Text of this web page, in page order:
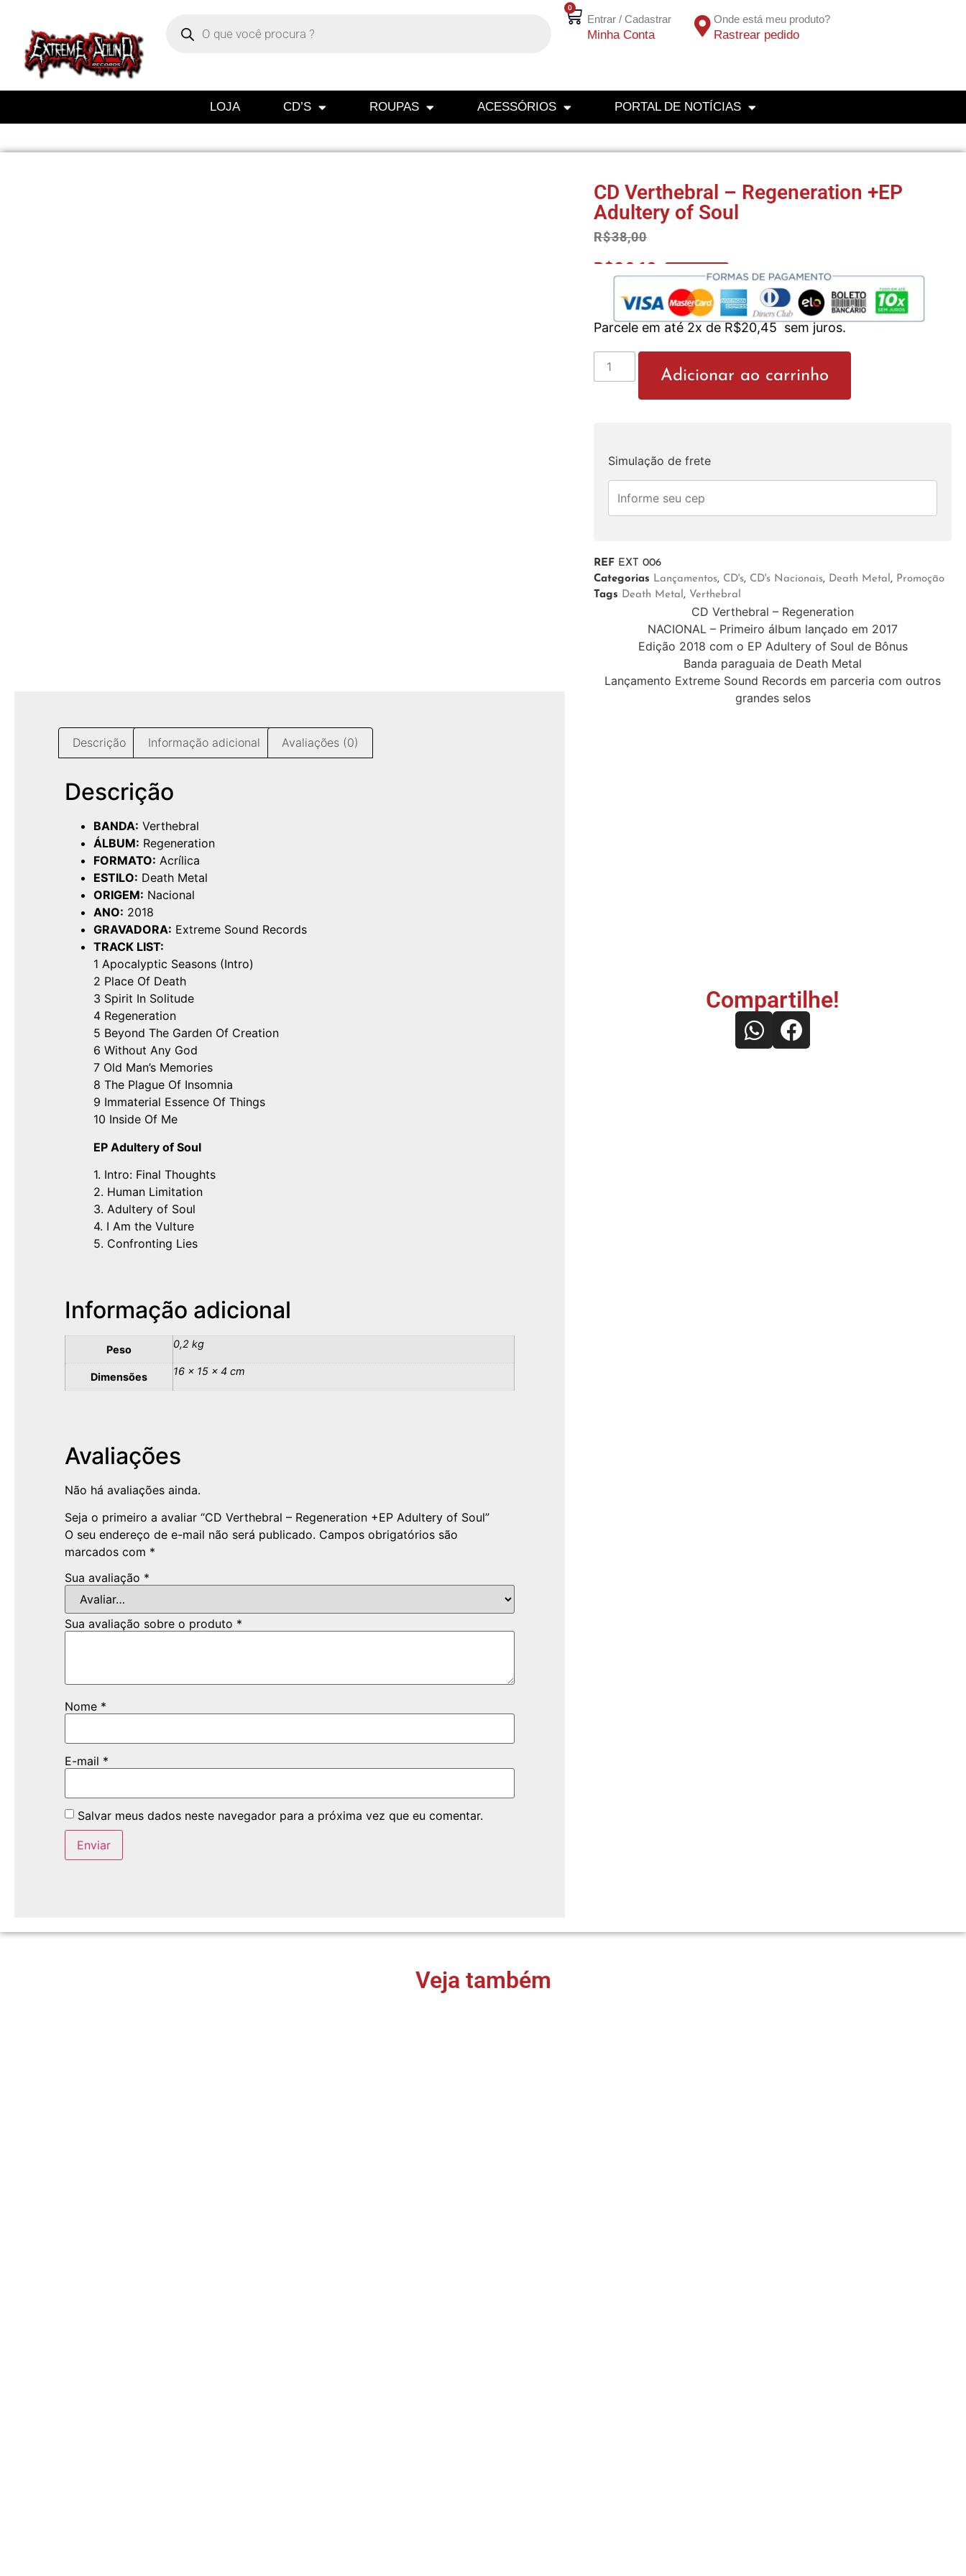
0
Entrar / Cadastrar
Minha Conta
Onde está meu produto?
Rastrear pedido
LOJA CD’S ROUPAS ACESSÓRIOS PORTAL DE NOTÍCIAS
Descrição Informação adicional Avaliações (0)
Descrição
BANDA: Verthebral
ÁLBUM: Regeneration
FORMATO: Acrílica
ESTILO: Death Metal
ORIGEM: Nacional
ANO: 2018
GRAVADORA: Extreme Sound Records
TRACK LIST:
1 Apocalyptic Seasons (Intro)
2 Place Of Death
3 Spirit In Solitude
4 Regeneration
5 Beyond The Garden Of Creation
6 Without Any God
7 Old Man’s Memories
8 The Plague Of Insomnia
9 Immaterial Essence Of Things
10 Inside Of Me
EP Adultery of Soul
1. Intro: Final Thoughts
2. Human Limitation
3. Adultery of Soul
4. I Am the Vulture
5. Confronting Lies
Informação adicional
Peso 0,2 kg
Dimensões 16 × 15 × 4 cm
Avaliações
Não há avaliações ainda.
Seja o primeiro a avaliar “CD Verthebral – Regeneration +EP Adultery of Soul”
O seu endereço de e-mail não será publicado. Campos obrigatórios são
marcados com *
Sua avaliação *
Sua avaliação sobre o produto *
Nome *
E-mail *
Salvar meus dados neste navegador para a próxima vez que eu comentar.
CD Verthebral – Regeneration +EP
Adultery of Soul
R$38,00
R$36,10
Parcele em até 2x de R$20,45 sem juros.
Adicionar ao carrinho
Simulação de frete
REF EXT 006
Categorias Lançamentos, CD's, CD's Nacionais, Death Metal , Promoção
Tags Death Metal , Verthebral
CD Verthebral – Regeneration
NACIONAL – Primeiro álbum lançado em 2017
Edição 2018 com o EP Adultery of Soul de Bônus
Banda paraguaia de Death Metal
Lançamento Extreme Sound Records em parceria com outros
grandes selos
Compartilhe!
Veja também